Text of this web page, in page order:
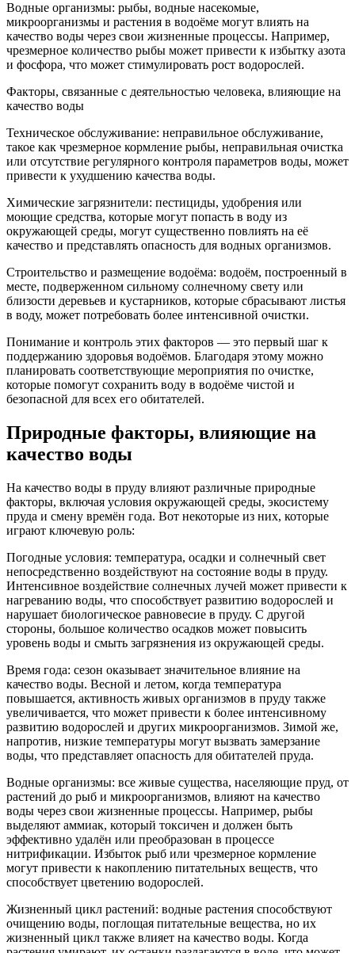
Водные организмы: рыбы, водные насекомые,
микроорганизмы и растения в водоёме могут влиять на
качество воды через свои жизненные процессы. Например,
чрезмерное количество рыбы может привести к избытку азота
и фосфора, что может стимулировать рост водорослей.
Факторы, связанные с деятельностью человека, влияющие на
качество воды
Техническое обслуживание: неправильное обслуживание,
такое как чрезмерное кормление рыбы, неправильная очистка
или отсутствие регулярного контроля параметров воды, может
привести к ухудшению качества воды.
Химические загрязнители: пестициды, удобрения или
моющие средства, которые могут попасть в воду из
окружающей среды, могут существенно повлиять на её
качество и представлять опасность для водных организмов.
Строительство и размещение водоёма: водоём, построенный в
месте, подверженном сильному солнечному свету или
близости деревьев и кустарников, которые сбрасывают листья
в воду, может потребовать более интенсивной очистки.
Понимание и контроль этих факторов — это первый шаг к
поддержанию здоровья водоёмов. Благодаря этому можно
планировать соответствующие мероприятия по очистке,
которые помогут сохранить воду в водоёме чистой и
безопасной для всех его обитателей.
Природные факторы, влияющие на
качество воды
На качество воды в пруду влияют различные природные
факторы, включая условия окружающей среды, экосистему
пруда и смену времён года. Вот некоторые из них, которые
играют ключевую роль:
Погодные условия: температура, осадки и солнечный свет
непосредственно воздействуют на состояние воды в пруду.
Интенсивное воздействие солнечных лучей может привести к
нагреванию воды, что способствует развитию водорослей и
нарушает биологическое равновесие в пруду. С другой
стороны, большое количество осадков может повысить
уровень воды и смыть загрязнения из окружающей среды.
Время года: сезон оказывает значительное влияние на
качество воды. Весной и летом, когда температура
повышается, активность живых организмов в пруду также
увеличивается, что может привести к более интенсивному
развитию водорослей и других микроорганизмов. Зимой же,
напротив, низкие температуры могут вызвать замерзание
воды, что представляет опасность для обитателей пруда.
Водные организмы: все живые существа, населяющие пруд, от
растений до рыб и микроорганизмов, влияют на качество
воды через свои жизненные процессы. Например, рыбы
выделяют аммиак, который токсичен и должен быть
эффективно удалён или преобразован в процессе
нитрификации. Избыток рыб или чрезмерное кормление
могут привести к накоплению питательных веществ, что
способствует цветению водорослей.
Жизненный цикл растений: водные растения способствуют
очищению воды, поглощая питательные вещества, но их
жизненный цикл также влияет на качество воды. Когда